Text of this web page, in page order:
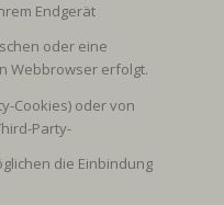
Endgerät
oder eine
Webbrowser erfolgt.
Cookies) oder von
Party-
die Einbindung